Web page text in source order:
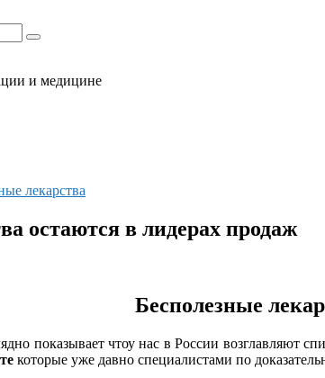
и медицине
лекарства
остаются в лидерах продаж
Бесполезные
показывает чтоу нас в России возглавляют
которые уже давно специалистами по